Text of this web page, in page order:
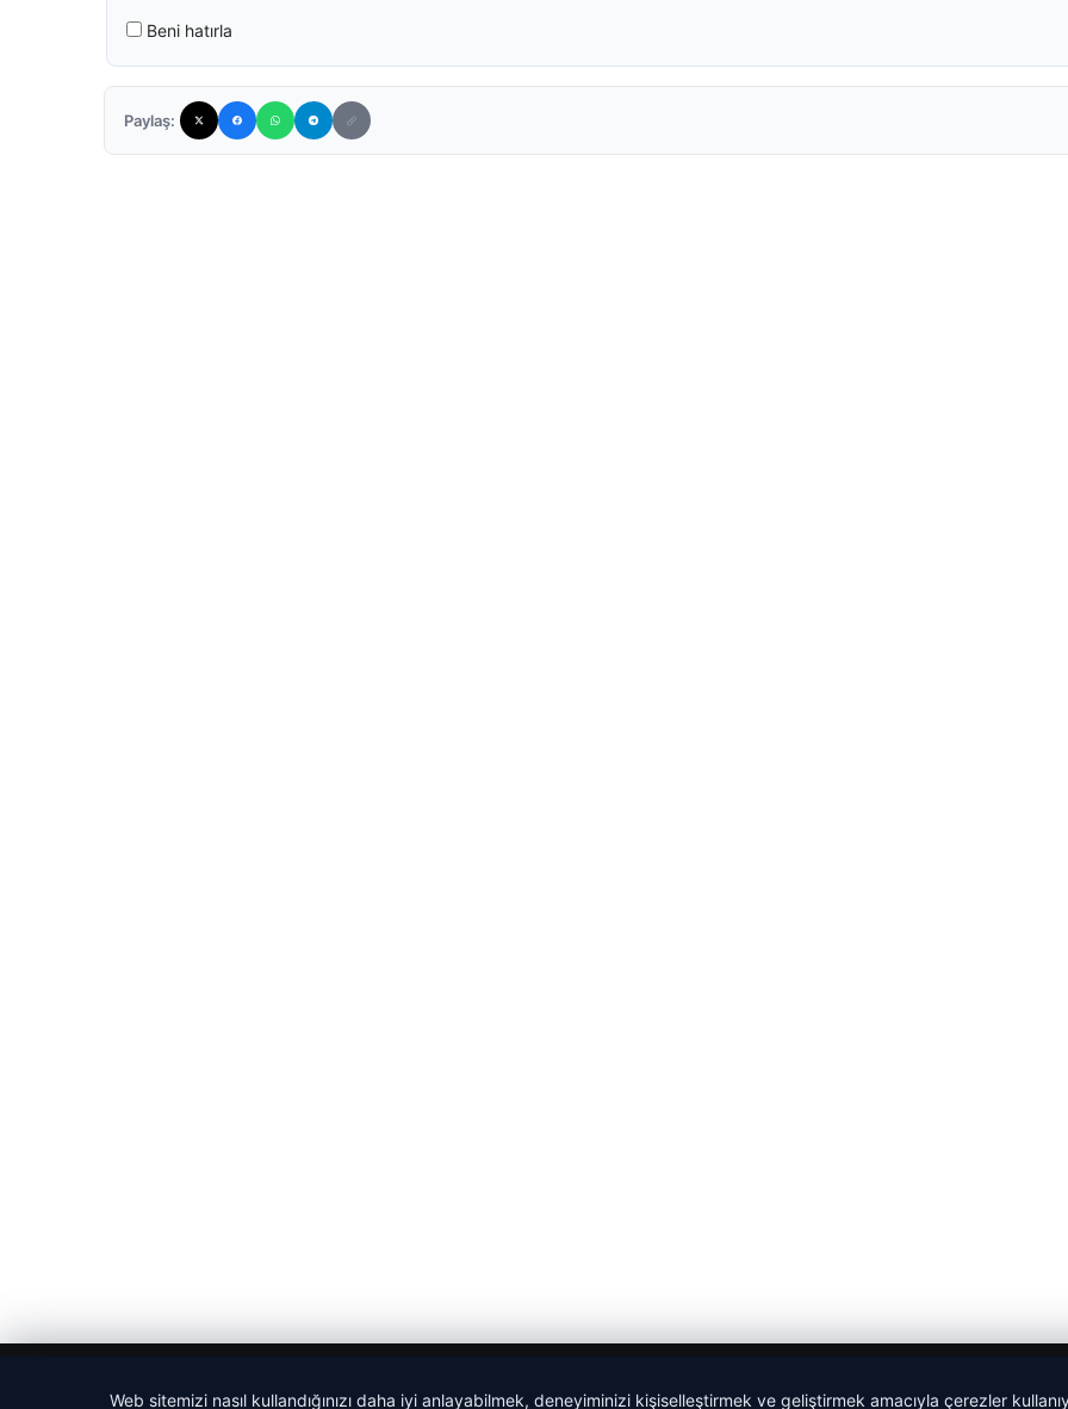
Beni hatırla
Paylaş:
Web sitemizi nasıl kullandığınızı daha iyi anlayabilmek, deneyiminizi kişiselleştirmek ve geliştirmek amacıyla çerezler